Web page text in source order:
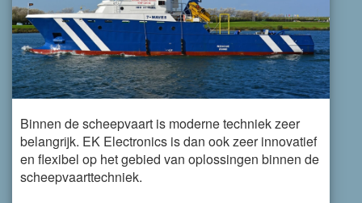
Binnen de scheepvaart is moderne techniek zeer
belangrijk. EK Electronics is dan ook zeer innovatief
en flexibel op het gebied van oplossingen binnen de
scheepvaarttechniek.